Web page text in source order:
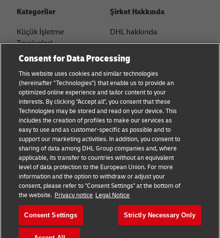
Kategoriler
Küçük İşletme
Tavsiyeleri
E-ticaret Tavsiyeleri
B2B Tavsiyeleri
Lojistik Tavsiyeleri
Haberler ve Görüşler
DHL ile gönderin
Şirket Hakkında
DHL hakkında
Basın Merkezi
Sürdürülebilirlik
Yasal bildirim
Kullanım Şartları
Gizlilik
Çerez Ayarları
Bizi takip edin
Consent for Data Processing
This website uses cookies and similar technologies
(hereinafter "Technologies") that enable us to provide an
optimized online experience and tailor content to your
interests. By clicking "Accept all", you consent that these
Technologies may be stored and read on your device. This
includes the creation of profiles to make our services as
easy to use and as customer-specific as possible and to
support our marketing activities. In addition, you consent to
sharing of data among DHL Group companies and, where
applicable, its transfer to countries without an equivalent
level of data protection to the European Union. For more
information and the option to withdraw or adjust your
consent, please refer to "Consent Settings" at the bottom of
the website. Privacy notice Legal Notice
Consent Settings Strictly Necessary Only